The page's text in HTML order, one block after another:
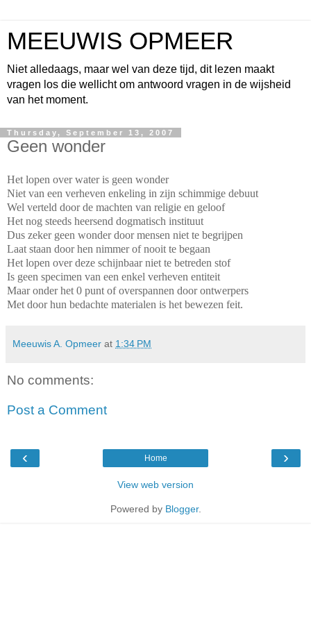
MEEUWIS OPMEER
Niet alledaags, maar wel van deze tijd, dit lezen maakt
vragen los die wellicht om antwoord vragen in de wijsheid
van het moment.
Thursday, September 13, 2007
Geen wonder
Het lopen over water is geen wonder
Niet van een verheven enkeling in zijn schimmige debuut
Wel verteld door de machten van religie en geloof
Het nog steeds heersend dogmatisch instituut
Dus zeker geen wonder door mensen niet te begrijpen
Laat staan door hen nimmer of nooit te begaan
Het lopen over deze schijnbaar niet te betreden stof
Is geen specimen van een enkel verheven entiteit
Maar onder het 0 punt of overspannen door ontwerpers
Met door hun bedachte materialen is het bewezen feit.
Meeuwis A. Opmeer at 1:34 PM
No comments:
Post a Comment
‹ ›
Home
View web version
Powered by Blogger.